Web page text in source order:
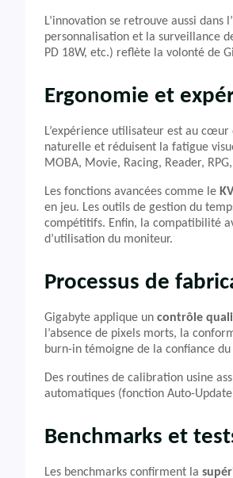
L’innovation se retrouve aussi
personnalisation et la surveillance
PD 18W, etc.) reflète la volonté de
Ergonomie et
L’expérience utilisateur est au cœur
naturelle et réduisent la fatigue
MOBA, Movie, Racing, Reader,
Les fonctions avancées comme le
en jeu. Les outils de gestion du
compétitifs. Enfin, la compatibilité
d’utilisation du moniteur.
Processus de
Gigabyte applique un contrôle
l’absence de pixels morts, la
burn-in témoigne de la confiance
Des routines de calibration usine
automatiques (fonction Auto-
Benchmarks et
Les benchmarks confirment la